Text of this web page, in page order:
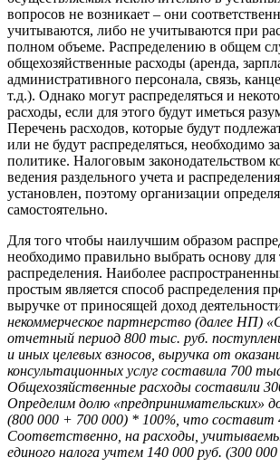
вопросов не возникает – они
учитываются, либо не учитываются при
полном объеме. Распределению в общем
общехозяйственные расходы (аренда,
административного персонала, связь,
т.д.). Однако могут распределяться и
расходы, если для этого будут иметься
Перечень расходов, которые будут
или не будут распределяться, необходимо
политике. Налоговым законодательством
ведения раздельного учета и
установлен, поэтому организации
самостоятельно.
Для того чтобы наилучшим образом
необходимо правильно выбрать основу для
распределения. Наиболее
простым является способ распределения
выручке от приносящей доход
некоммерческое партнерство (далее НП)
отчетный период 800 тыс. руб.
и иных целевых взносов, выручка от
консультационных услуг составила 700
Общехозяйственные расходы составили
Определим долю «предпринимательских»
(800 000 + 700 000) * 100%, что составит
Соответственно, на расходы,
единого налога учтем 140 000 руб. (300